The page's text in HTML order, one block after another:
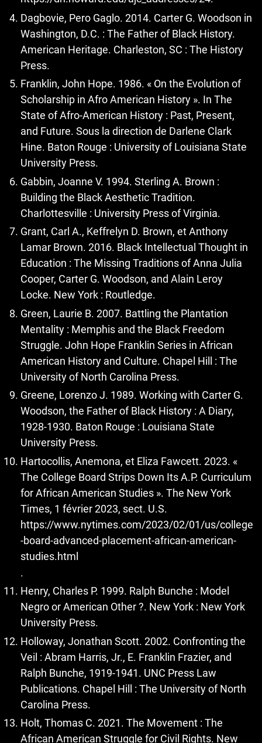
Dagbovie, Pero Gaglo. 2014. Carter G. Woodson in
Washington, D.C. : The Father of Black History.
American Heritage. Charleston, SC : The History
Press.
Franklin, John Hope. 1986. « On the Evolution of
Scholarship in Afro American History ». In The
State of Afro-American History : Past, Present,
and Future. Sous la direction de Darlene Clark
Hine. Baton Rouge : University of Louisiana State
University Press.
Gabbin, Joanne V. 1994. Sterling A. Brown :
Building the Black Aesthetic Tradition.
Charlottesville : University Press of Virginia.
Grant, Carl A., Keffrelyn D. Brown, et Anthony
Lamar Brown. 2016. Black Intellectual Thought in
Education : The Missing Traditions of Anna Julia
Cooper, Carter G. Woodson, and Alain Leroy
Locke. New York : Routledge.
Green, Laurie B. 2007. Battling the Plantation
Mentality : Memphis and the Black Freedom
Struggle. John Hope Franklin Series in African
American History and Culture. Chapel Hill : The
University of North Carolina Press.
Greene, Lorenzo J. 1989. Working with Carter G.
Woodson, the Father of Black History : A Diary,
1928-1930. Baton Rouge : Louisiana State
University Press.
Hartocollis, Anemona, et Eliza Fawcett. 2023. «
The College Board Strips Down Its A.P. Curriculum
for African American Studies ». The New York
Times, 1 février 2023, sect. U.S.
https://www.nytimes.com/2023/02/01/us/college
-board-advanced-placement-african-american-
studies.html
.
Henry, Charles P. 1999. Ralph Bunche : Model
Negro or American Other ?. New York : New York
University Press.
Holloway, Jonathan Scott. 2002. Confronting the
Veil : Abram Harris, Jr., E. Franklin Frazier, and
Ralph Bunche, 1919-1941. UNC Press Law
Publications. Chapel Hill : The University of North
Carolina Press.
Holt, Thomas C. 2021. The Movement : The
African American Struggle for Civil Rights. New